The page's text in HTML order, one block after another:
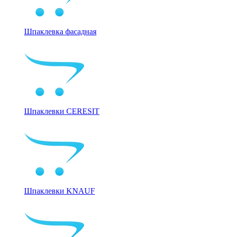
Шпаклевка фасадная
Шпаклевки CERESIT
Шпаклевки KNAUF